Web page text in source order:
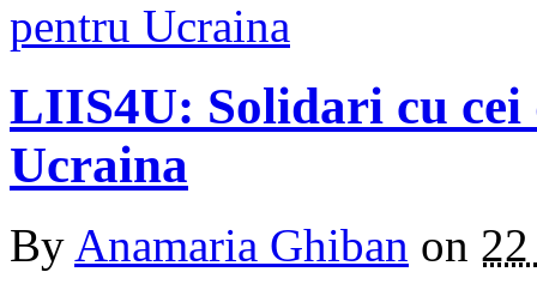
LIIS4U: Solidari cu cei
Ucraina
By Anamaria Ghiban on